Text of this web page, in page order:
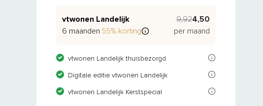
vtwonen Landelijk
6 maanden 55% korting
9,924,50
per maand
vtwonen Landelijk thuisbezorgd
vtwonen Landelijk is er voor fans van alle soorten landelijke
Digitale editie vtwonen Landelijk
Als abonnee lees je je tijdschrift(en) ook gratis op je tablet of
vtwonen Landelijk Kerstspecial
In oktober ontvang je een wel héél speciaal nummer van